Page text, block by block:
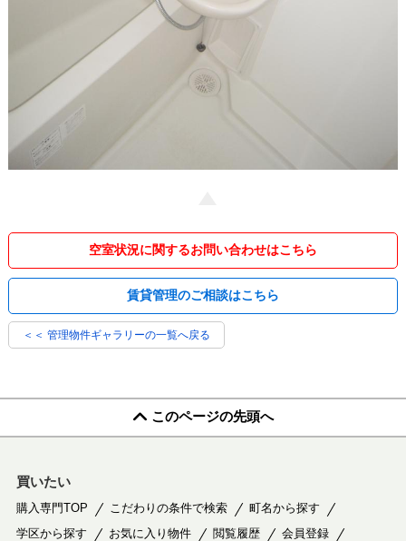
空室状況に関するお問い合わせはこちら
賃貸管理のご相談はこちら
＜＜ 管理物件ギャラリーの一覧へ戻る
このページの先頭へ
買いたい
購入専門TOP こだわりの条件で検索
町名から探す
学区から探す
お気に入り物件 閲覧履歴
会員登録